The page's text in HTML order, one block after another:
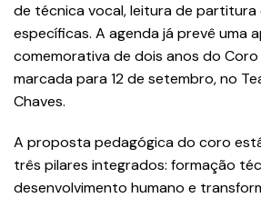
de técnica vocal, leitura de
específicas. A agenda já prevê uma
comemorativa de dois anos do Coro
marcada para 12 de setembro, no
Chaves.
A proposta pedagógica do coro
três pilares integrados: formação
desenvolvimento humano e